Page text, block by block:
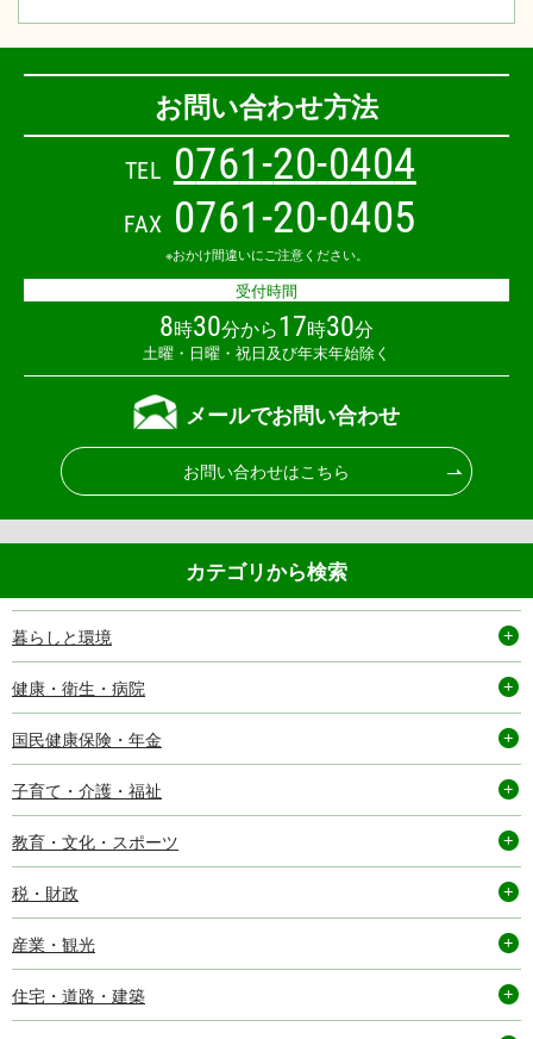
お問い合わせ方法
TEL 0761-20-0404
FAX 0761-20-0405
※おかけ間違いにご注意ください。
受付時間
8時30分から17時30分
土曜・日曜・祝日及び年末年始除く
メールでお問い合わせ
お問い合わせはこちら
カテゴリから検索
暮らしと環境
健康・衛生・病院
国民健康保険・年金
子育て・介護・福祉
教育・文化・スポーツ
税・財政
産業・観光
住宅・道路・建築